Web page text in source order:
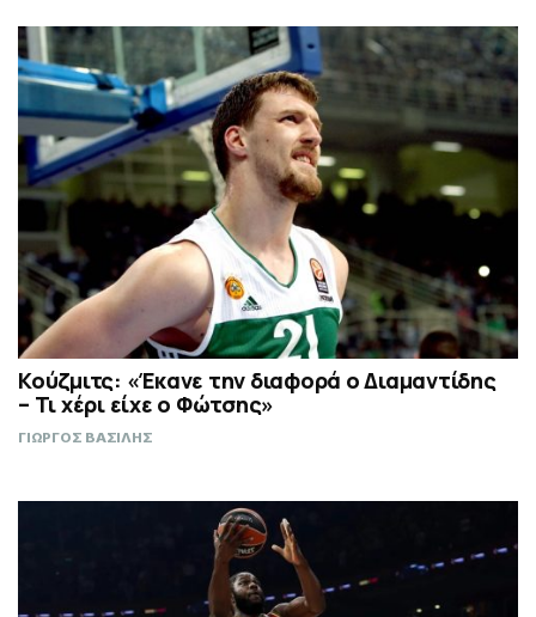
Κούζμιτς: «Έκανε την διαφορά ο Διαμαντίδης
– Τι χέρι είχε ο Φώτσης»
ΓΙΩΡΓΟΣ ΒΑΣΙΛΗΣ